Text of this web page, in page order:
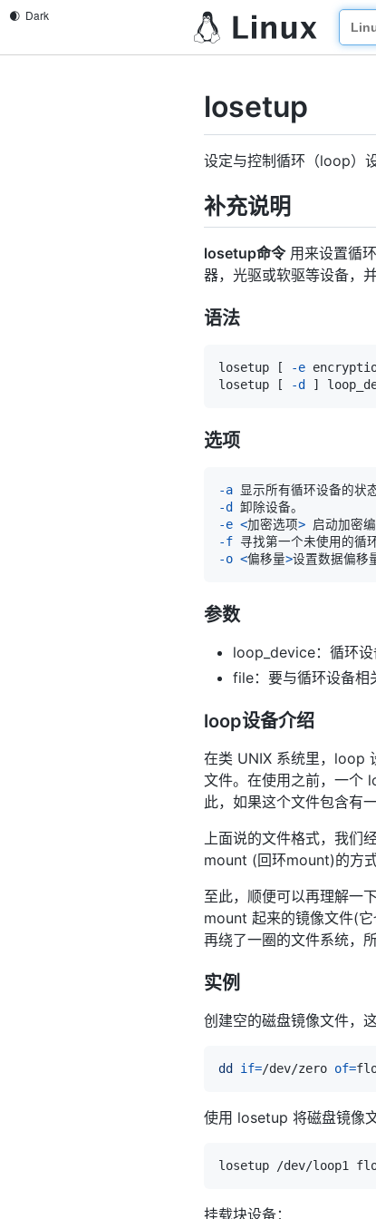
losetup
设定与控制循环（loop）
补充说明
losetup命令用来设置循
器，光驱或软驱等设备，
语法
losetup [ -e
losetup
[ -d ]
选项
-a
-d
-e <加密选项>
-f
-o <偏移量>
参数
loop_device：循环
file：要与循环设备相
loop设备介绍
在类 UNIX 系统里，loop
文件。在使用之前，一个
此，如果这个文件包含有
上面说的文件格式，我
mount (回环mount)的方
至此，顺便可以再理解一
mount 起来的镜像文件(
再绕了一圈的文件系统，
实例
创建空的磁盘镜像文件，
dd if=/dev/zero of=
使用 losetup 将磁盘镜像
挂载块设备：